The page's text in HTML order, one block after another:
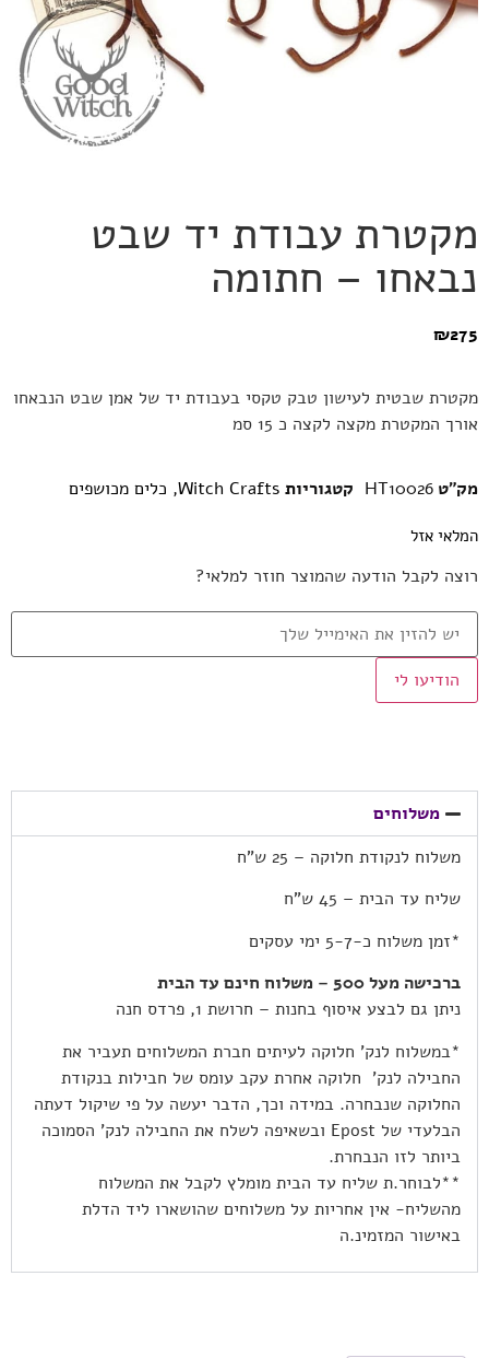
מקטרת עבודת יד שבט
נבאחו – חתומה
₪275
מקטרת שבטית לעישון טבק טקסי בעבודת יד של אמן שבט הנבאחו
אורך המקטרת מקצה לקצה כ 15 סמ
מק"ט HT10026 קטגוריות Witch Crafts
, כלים מכושפים
המלאי אזל
רוצה לקבל הודעה שהמוצר חוזר למלאי?
הודיעו לי
משלוחים
משלוח לנקודת חלוקה – 25 ש”ח
שליח עד הבית – 45 ש”ח
*זמן משלוח כ-5-7 ימי עסקים
ברכישה מעל 500 – משלוח חינם עד הבית
ניתן גם לבצע איסוף בחנות – חרושת 1, פרדס חנה
*במשלוח לנק’ חלוקה לעיתים חברת המשלוחים תעביר את
החבילה לנק’ חלוקה אחרת עקב עומס של חבילות בנקודת
החלוקה שנבחרה. במידה וכך, הדבר יעשה על פי שיקול דעתה
הבלעדי של Epost ובשאיפה לשלח את החבילה לנק’ הסמוכה
ביותר לזו הנבחרת.
**לבוחר.ת שליח עד הבית מומלץ לקבל את המשלוח
מהשליח- אין אחריות על משלוחים שהושארו ליד הדלת
באישור המזמינ.ה